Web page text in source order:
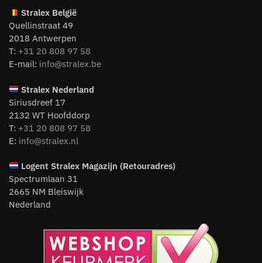
Stralex België
Quellinstraat 49
2018 Antwerpen
T: +31 20 808 97 58
E-mail: info@stralex.be
Stralex Nederland
Siriusdreef 17
2132 WT Hoofddorp
T: +31 20 808 97 58
E: info@stralex.nl
LogentStralex Magazijn (Retouradres)
Spectrumlaan 31
2665 NM Bleiswijk
Nederland